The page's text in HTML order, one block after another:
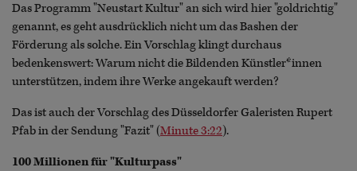
Das Programm "Neustart Kultur" an sich wird hier "goldrichtig"
genannt, es geht ausdrücklich nicht um das Bashen der
Förderung als solche. Ein Vorschlag klingt durchaus
bedenkenswert: Warum nicht die Bildenden Künstler*innen
unterstützen, indem ihre Werke angekauft werden?
Das ist auch der Vorschlag des Düsseldorfer Galeristen Rupert
Pfab in der Sendung "Fazit" (Minute 3:22).
100 Millionen für "Kulturpass"